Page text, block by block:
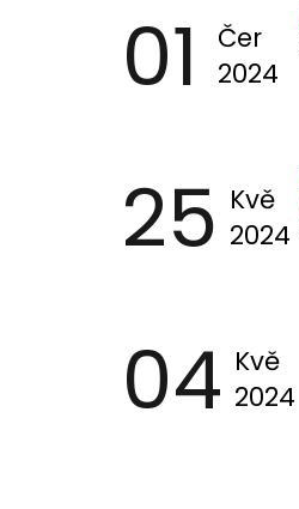
01
Čer
2024
25 Kvě
2024
04 Kvě
2024